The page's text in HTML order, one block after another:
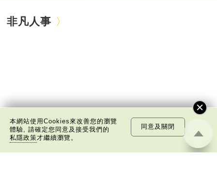
非凡人事
本網站使用Cookies來改善您的瀏覽
體驗, 請確定您同意及接受我們的
私隱政策才繼續瀏覽。
同意及關閉